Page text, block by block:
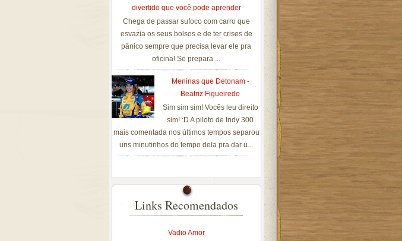
divertido que você pode aprender
Chega de passar sufoco com carro que
esvazia os seus bolsos e de ter crises de
pânico sempre que precisa levar ele pra
oficina! Se prepara ...
Meninas que Detonam -
Beatriz Figueiredo
Sim sim sim! Vocês leu direito
sim! :D A piloto de Indy 300
mais comentada nos últimos tempos separou
uns minutinhos do tempo dela pra dar u...
Links Recomendados
Vadio Amor